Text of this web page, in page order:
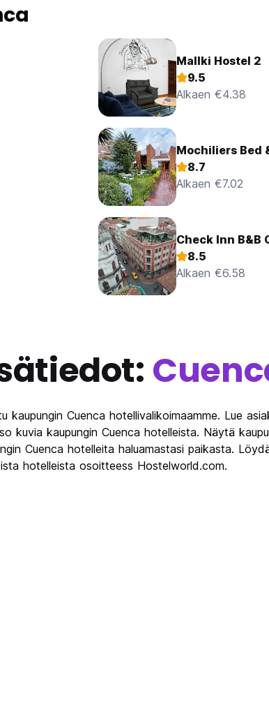
Mallki Hostel 2
9.5
Alkaen €4.38
Mochiliers Bed
8.7
Alkaen €7.02
Check Inn B&B
8.5
Alkaen €6.58
kaupungin Cuenca hotellivalikoimaamme. Lue
kuvia kaupungin Cuenca hotelleista. Näytä
Cuenca hotelleita haluamastasi paikasta.
hotelleista osoitteess Hostelworld.com.